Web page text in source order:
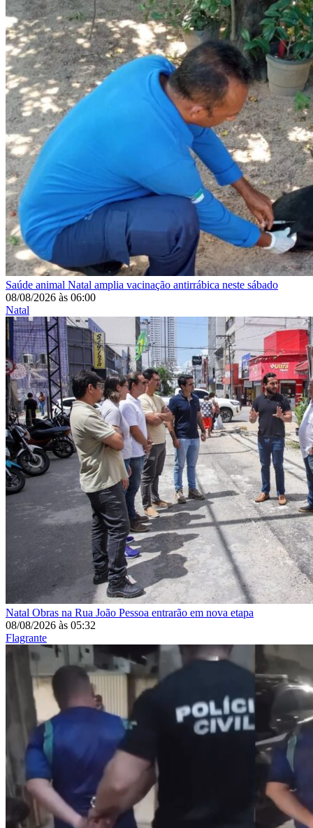
Saúde animal Natal amplia vacinação antirrábica neste sábado
08/08/2026 às 06:00
Natal
Natal Obras na Rua João Pessoa entrarão em nova etapa
08/08/2026 às 05:32
Flagrante